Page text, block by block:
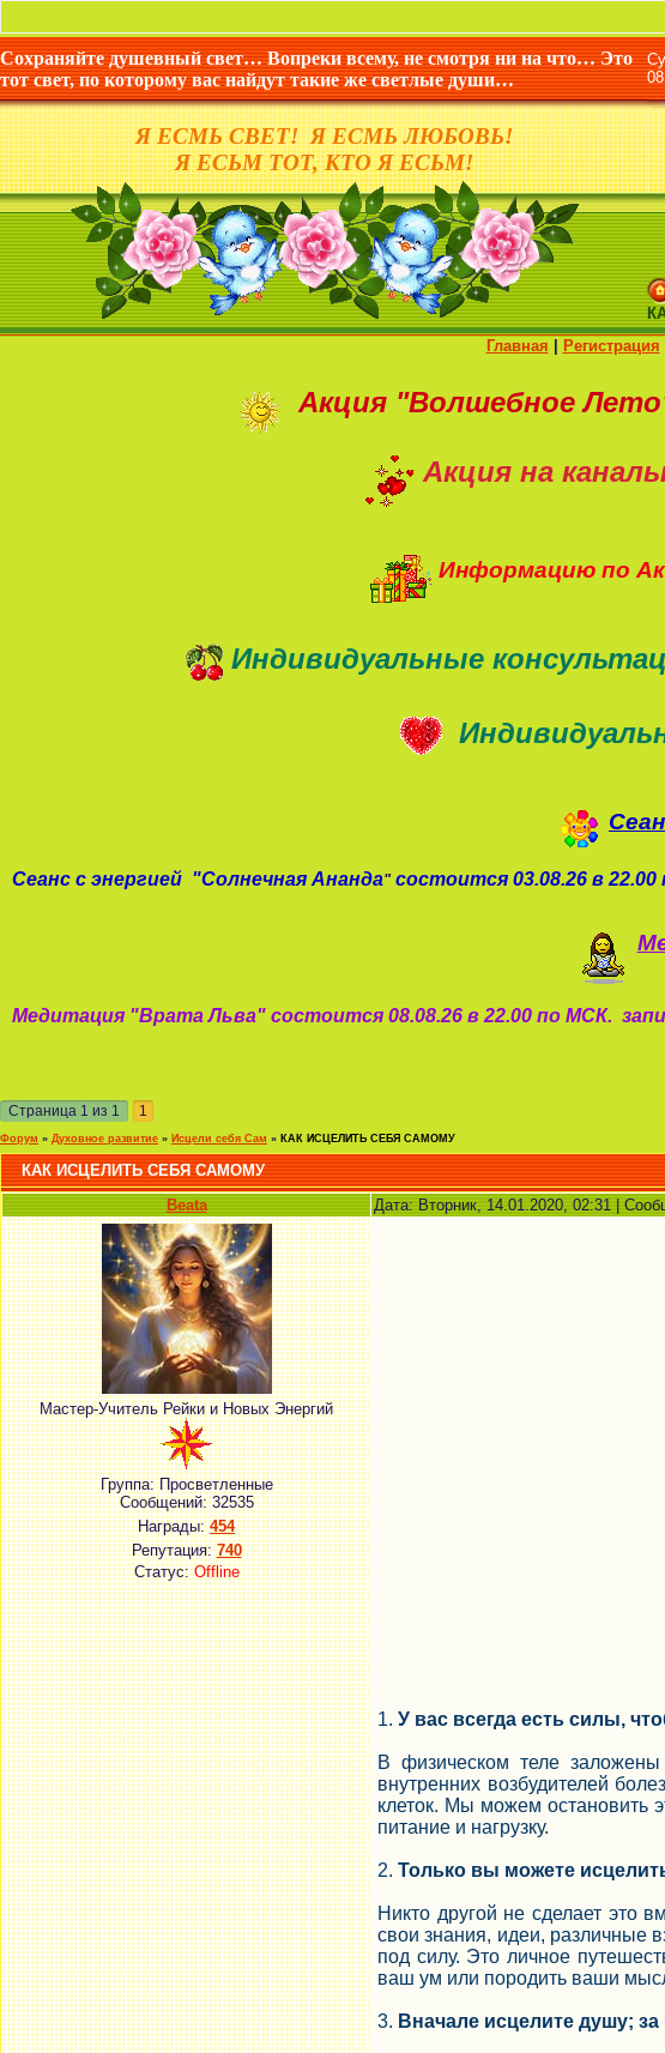
Сохраняйте душевный свет… Вопреки всему, не смотря ни на что… Это
тот свет, по которому вас найдут такие же светлые души…
Я ЕСМЬ СВЕТ! Я ЕСМЬ ЛЮБОВЬ!
Я ЕСЬМ ТОТ, КТО Я ЕСЬМ!
Главная
Регистрация
Акция "Волшебное
Акция на
Информацию по
Индивидуальные
Сеанс с энергией "Солнечная Ананда" состоится 03.08.26 в
Медитация "Врата Льва" состоится 08.08.26 в 22.00 по МСК.
Страница 1 из 1 1
Форум » Духовное развитие » Исцели себя Сам » КАК ИСЦЕЛИТЬ СЕБЯ САМОМУ
КАК ИСЦЕЛИТЬ СЕБЯ САМОМУ
Beata
Дата: Вторник, 14.01.2020, 02:31 |
Мастер-Учитель Рейки и Новых Энергий
Группа: Просветленные
Сообщений:32535
Награды:454
Репутация:740
Статус:Offline
1. У вас всегда есть силы,
В физическом теле
внутренних возбудителей
клеток. Мы можем остановить
питание и нагрузку.
2. Только вы можете
Никто другой не сделает это
свои знания, идеи, различные
под силу. Это личное
ваш ум или породить ваши
3. Вначале исцелите душу;